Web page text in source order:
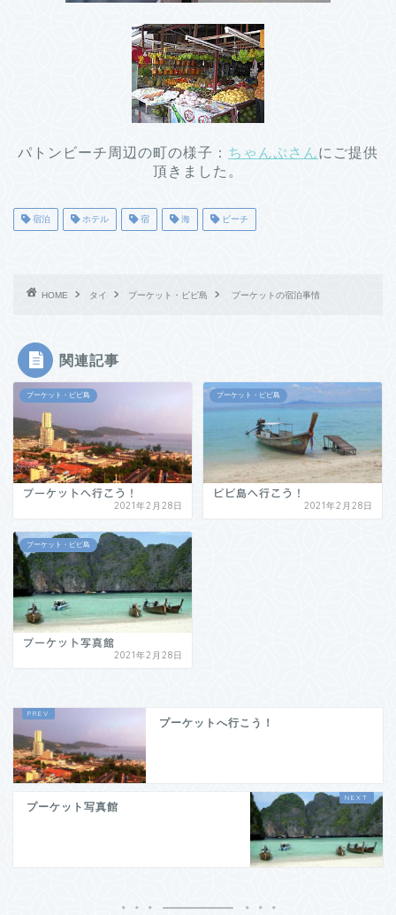
パトンビーチ周辺の町の様子： ちゃんぷさんにご提供
頂きました。
宿泊 ホテル 宿 海 ビーチ
HOME タイ プーケット・ピピ島 プーケットの宿泊事情
関連記事
プーケット・ピピ島
プーケットへ行こう！
2021年2月28日
プーケット・ピピ島
ピピ島へ行こう！
2021年2月28日
プーケット・ピピ島
プーケット写真館
2021年2月28日
プーケットへ行こう！
プーケット写真館